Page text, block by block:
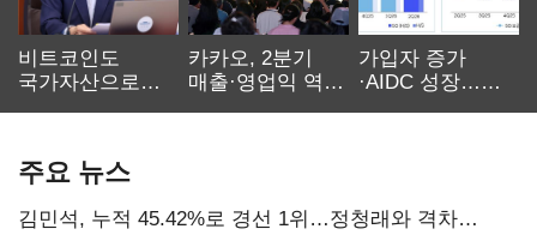
비트코인도
국가자산으로…'
카카오, 2분기
매출·영업익 역대
가입자 증가
·AIDC 성장…
주요 뉴스
김민석, 누적 45.42%로 경선 1위…정청래와 격차